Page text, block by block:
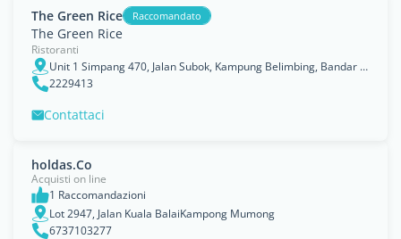
The Green Rice Raccomandato
The Green Rice
Ristoranti
Unit 1 Simpang 470, Jalan Subok, Kampung Belimbing, Bandar Seri Begawan, Brunei and Muara
2229413
Contattaci
holdas.Co
Acquisti on line
1 Raccomandazioni
Lot 2947, Jalan Kuala BalaiKampong Mumong
6737103277